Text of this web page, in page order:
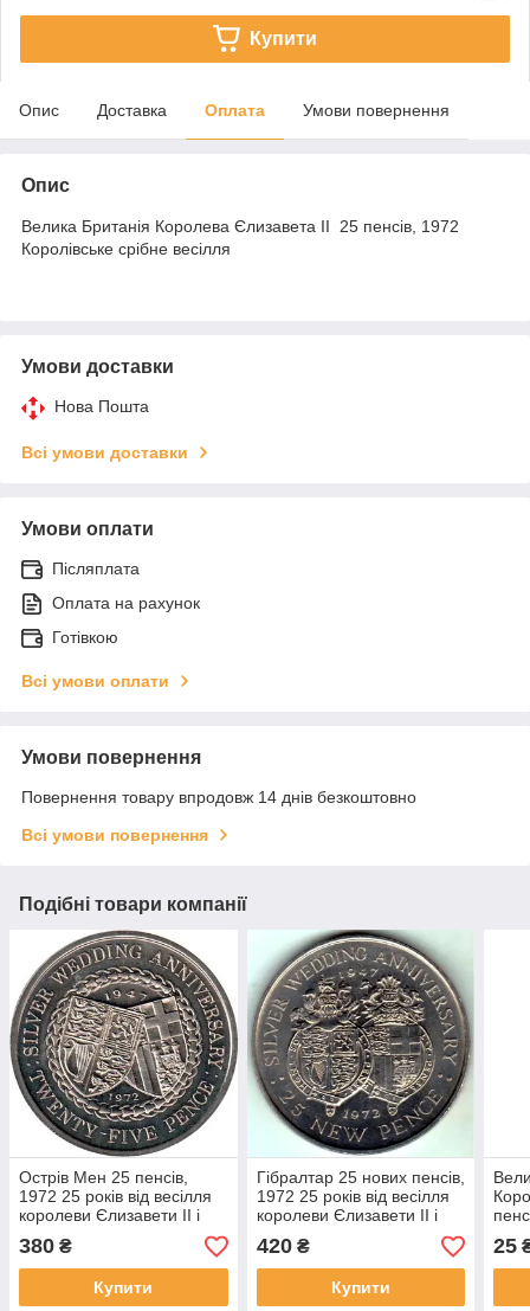
Купити
Опис Доставка Оплата Умови повернення
Опис
Велика Британія Королева Єлизавета II 25 пенсів, 1972
Королівське срібне весілля
Умови доставки
Нова Пошта
Всі умови доставки
Умови оплати
Післяплата
Оплата на рахунок
Готівкою
Всі умови оплати
Умови повернення
Повернення товару впродовж 14 днів безкоштовно
Всі умови повернення
Подібні товари компанії
Острів Мен 25 пенсів,
1972 25 років від весілля
королеви Єлизавети II і
принца Філіпа Мідно-
нікелевий сплав, 28.28g,
№ 2216
380 ₴
Купити
Гібралтар 25 нових пенсів,
1972 25 років від весілля
королеви Єлизавети II і
принца Філіпа Мідно-
нікелевий сплав, 28.28g, ø
38.5
420₴
Купити
25